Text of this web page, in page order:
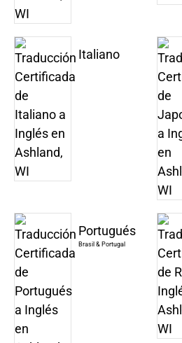
Italiano
Portugués
Brasil & Portugal